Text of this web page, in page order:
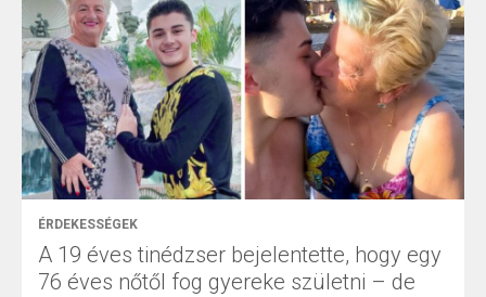
ÉRDEKESSÉGEK
A 19 éves tinédzser bejelentette, hogy egy
76 éves nőtől fog gyereke születni – de